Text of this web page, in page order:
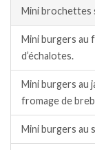
Mini brochettes
Mini burgers au
d’échalotes.
Mini burgers au
fromage de
Mini burgers au